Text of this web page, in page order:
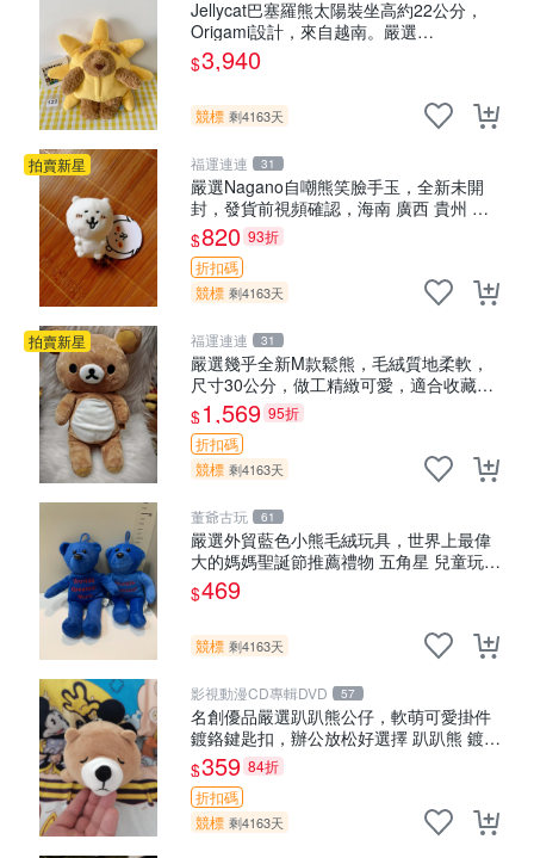
Jellycat巴塞羅熊太陽裝坐高約22公分，
Origami設計，來自越南。嚴選
Recommendation！巴塞羅、 Origami
熊、Jelly
$3,940
競標 剩4163天
拍賣新星 福運連連 31
嚴選Nagano自嘲熊笑臉手玉，全新未開
封，發貨前視頻確認，海南 廣西 貴州 嚴
選Nagano自嘲熊笑臉手玉，全新未開封，
發貨前視頻確認，四川 重慶 內
$820 93折
折扣碼
競標 剩4163天
拍賣新星 福運連連 31
嚴選幾乎全新M款鬆熊，毛絨質地柔軟，
尺寸30公分，做工精緻可愛，適合收藏或
贈送親友。中古使用痕跡，手感依然優
良。 鬆熊 嬰熊 毛玩偶
$1,569 95折
折扣碼
競標 剩4163天
董爺古玩 61
嚴選外貿藍色小熊毛絨玩具，世界上最偉
大的媽媽聖誕節推薦禮物 五角星 兒童玩具
母親節
$469
競標 剩4163天
影視動漫CD專輯DVD 57
名創優品嚴選趴趴熊公仔，軟萌可愛掛件
鍍鉻鍵匙扣，辦公放松好選擇 趴趴熊 鍍鉻
鍵匙扣 萬用掛件
$359 84折
折扣碼
競標 剩4163天